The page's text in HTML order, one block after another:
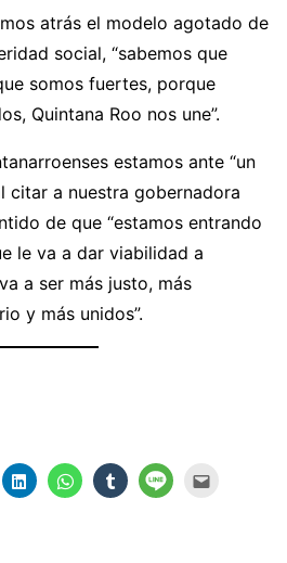
atrás el modelo agotado de
social, “sabemos que
somos fuertes, porque
Quintana Roo nos une”.
estamos ante “un
citar a nuestra gobernadora
de que “estamos entrando
le va a dar viabilidad a
a ser más justo, más
y más unidos”.